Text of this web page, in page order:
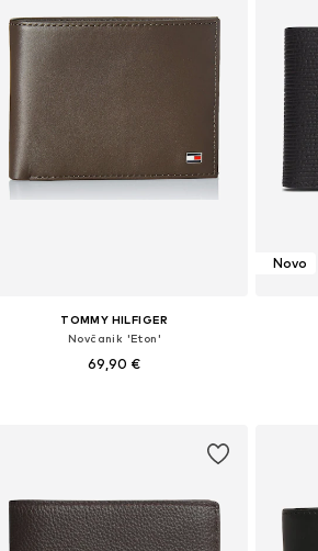
TOMMY HILFIGER
Novčanik 'Eton'
69,90 €
Novo